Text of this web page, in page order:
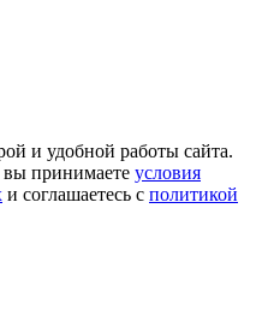
и удобной работы сайта.
вы принимаете условия
и соглашаетесь с политикой